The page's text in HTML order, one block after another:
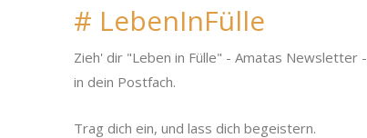
# LebenInFülle
Zieh' dir "Leben in Fülle" - Amatas Newsletter -
in dein Postfach.
Trag dich ein, und lass dich begeistern.